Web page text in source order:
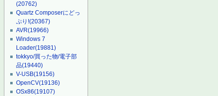
(20762)
Quartz Composerにどっ
ぷり!(20367)
AVR(19966)
Windows 7
Loader(19881)
tokkyo/買った物/電子部
品(19440)
V-USB(19156)
OpenCV(19136)
OSx86(19107)